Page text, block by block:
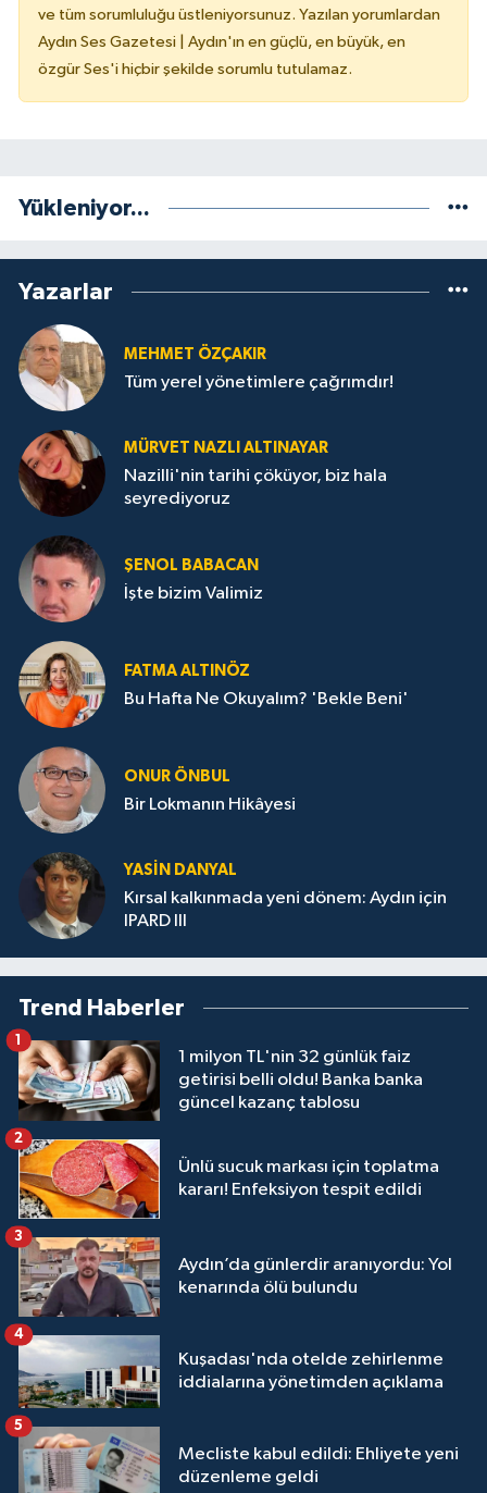
ve tüm sorumluluğu üstleniyorsunuz. Yazılan yorumlardan
Aydın Ses Gazetesi | Aydın'ın en güçlü, en büyük, en
özgür Ses'i hiçbir şekilde sorumlu tutulamaz.
Yükleniyor...
Yazarlar
MEHMET ÖZÇAKIR
Tüm yerel yönetimlere çağrımdır!
MÜRVET NAZLI ALTINAYAR
Nazilli'nin tarihi çöküyor, biz hala
seyrediyoruz
ŞENOL BABACAN
İşte bizim Valimiz
FATMA ALTINÖZ
Bu Hafta Ne Okuyalım? 'Bekle Beni'
ONUR ÖNBUL
Bir Lokmanın Hikâyesi
YASIN DANYAL
Kırsal kalkınmada yeni dönem: Aydın için
IPARD III
Trend Haberler
1 milyon TL'nin 32 günlük faiz
getirisi belli oldu! Banka banka
güncel kazanç tablosu
1
Ünlü sucuk markası için toplatma
kararı! Enfeksiyon tespit edildi
2
Aydın’da günlerdir aranıyordu: Yol
kenarında ölü bulundu
3
Kuşadası'nda otelde zehirlenme
iddialarına yönetimden açıklama
4
Mecliste kabul edildi: Ehliyete yeni
düzenleme geldi
5